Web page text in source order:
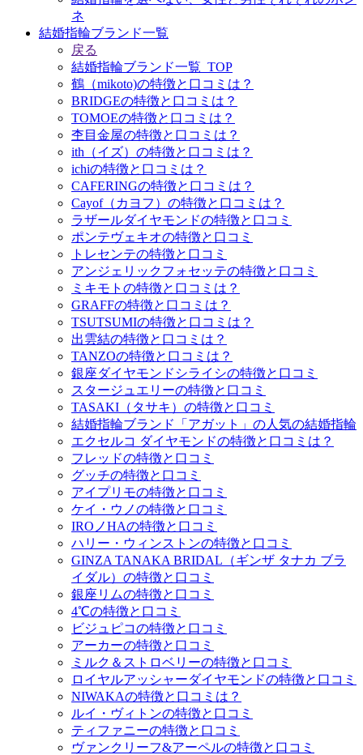
ネ
結婚指輪ブランド一覧
戻る
結婚指輪ブランド一覧_TOP
鶴（mikoto)の特徴と口コミは？
BRIDGEの特徴と口コミは？
TOMOEの特徴と口コミは？
杢目金屋の特徴と口コミは？
ith（イズ）の特徴と口コミは？
ichiの特徴と口コミは？
CAFERINGの特徴と口コミは？
Cayof（カヨフ）の特徴と口コミは？
ラザールダイヤモンドの特徴と口コミ
ポンテヴェキオの特徴と口コミ
トレセンテの特徴と口コミ
アンジェリックフォセッテの特徴と口コミ
ミキモトの特徴と口コミは？
GRAFFの特徴と口コミは？
TSUTSUMIの特徴と口コミは？
出雲結の特徴と口コミは？
TANZOの特徴と口コミは？
銀座ダイヤモンドシライシの特徴と口コミ
スタージュエリーの特徴と口コミ
TASAKI（タサキ）の特徴と口コミ
結婚指輪ブランド「アガット」の人気の結婚指輪
エクセルコ ダイヤモンドの特徴と口コミは？
フレッドの特徴と口コミ
グッチの特徴と口コミ
アイプリモの特徴と口コミ
ケイ・ウノの特徴と口コミ
IROノHAの特徴と口コミ
ハリー・ウィンストンの特徴と口コミ
GINZA TANAKA BRIDAL（ギンザ タナカ ブラ
イダル）の特徴と口コミ
銀座リムの特徴と口コミ
4℃の特徴と口コミ
ビジュピコの特徴と口コミ
アーカーの特徴と口コミ
ミルク＆ストロベリーの特徴と口コミ
ロイヤルアッシャーダイヤモンドの特徴と口コミ
NIWAKAの特徴と口コミは？
ルイ・ヴィトンの特徴と口コミ
ティファニーの特徴と口コミ
ヴァンクリーフ&アーペルの特徴と口コミ